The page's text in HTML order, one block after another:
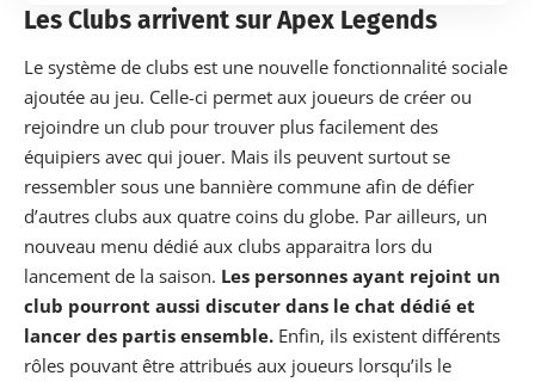
Les Clubs arrivent sur Apex Legends
Le système de clubs est une nouvelle fonctionnalité sociale
ajoutée au jeu. Celle-ci permet aux joueurs de créer ou
rejoindre un club pour trouver plus facilement des
équipiers avec qui jouer. Mais ils peuvent surtout se
ressembler sous une bannière commune afin de défier
d’autres clubs aux quatre coins du globe. Par ailleurs, un
nouveau menu dédié aux clubs apparaitra lors du
lancement de la saison. Les personnes ayant rejoint un
club pourront aussi discuter dans le chat dédié et
lancer des partis ensemble. Enfin, ils existent différents
rôles pouvant être attribués aux joueurs lorsqu’ils le